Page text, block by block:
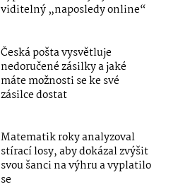
viditelný „naposledy online“
Česká pošta vysvětluje
nedoručené zásilky a jaké
máte možnosti se ke své
zásilce dostat
Matematik roky analyzoval
stírací losy, aby dokázal zvýšit
svou šanci na výhru a vyplatilo
se